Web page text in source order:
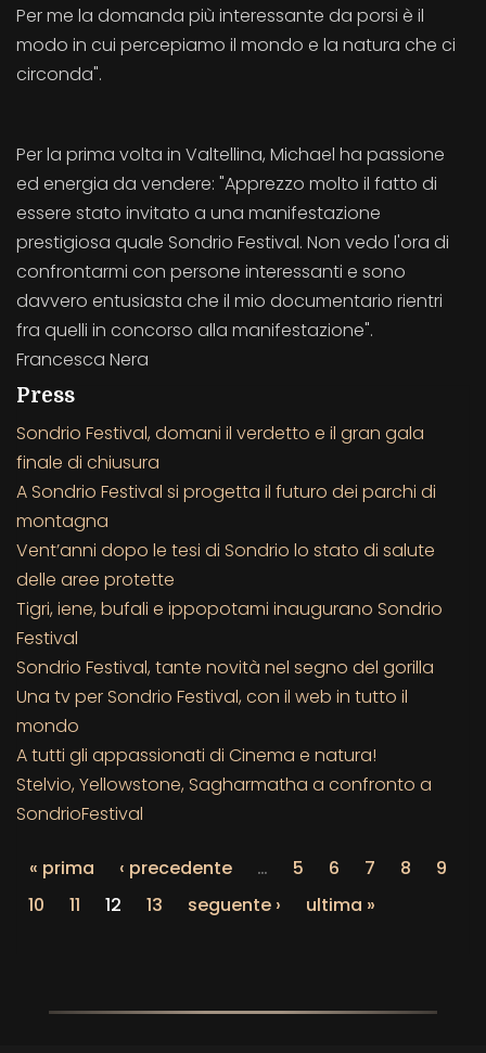
Per me la domanda più interessante da porsi è il
modo in cui percepiamo il mondo e la natura che ci
circonda".
Per la prima volta in Valtellina, Michael ha passione
ed energia da vendere: "Apprezzo molto il fatto di
essere stato invitato a una manifestazione
prestigiosa quale Sondrio Festival. Non vedo l'ora di
confrontarmi con persone interessanti e sono
davvero entusiasta che il mio documentario rientri
fra quelli in concorso alla manifestazione".
Francesca Nera
Press
Sondrio Festival, domani il verdetto e il gran gala
finale di chiusura
A Sondrio Festival si progetta il futuro dei parchi di
montagna
Vent’anni dopo le tesi di Sondrio lo stato di salute
delle aree protette
Tigri, iene, bufali e ippopotami inaugurano Sondrio
Festival
Sondrio Festival, tante novità nel segno del gorilla
Una tv per Sondrio Festival, con il web in tutto il
mondo
A tutti gli appassionati di Cinema e natura!
Stelvio, Yellowstone, Sagharmatha a confronto a
SondrioFestival
« prima ‹ precedente … 5 6 7 8
9
10
11 12 13 seguente › ultima »